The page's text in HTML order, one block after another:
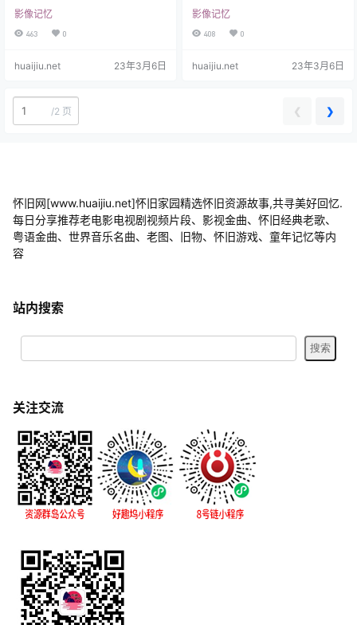
装神话剧，改编自明代吴承恩同名
文学名著，由杨洁执导，戴英禄、
华、闫怀礼等主演，李世宏、李
戒、沙僧辅保大唐高僧玄奘去西天
取经，师徒四人一路抢滩涉险，降
影像记忆
463 0
huaijiu.net 23年3月6日
剧，由梁凯程、孙树培、侯伯威、
陈俊良、陈烈、邓育庆、郑少峰、
超联合执导，金超群、何家劲、范
民间传说改编而成，讲述了包青天
断案的41个单元故事，合计236
影像记忆
408 0
huaijiu.net 23年3月6日
/2 页 ❮ ❯
怀旧网[www.huaijiu.net]怀旧家园精选怀旧资源故事,共寻美好回忆.
每日分享推荐老电影电视剧视频片段、影视金曲、怀旧经典老歌、
粤语金曲、世界音乐名曲、老图、旧物、怀旧游戏、童年记忆等内
容
站内搜索
关注交流